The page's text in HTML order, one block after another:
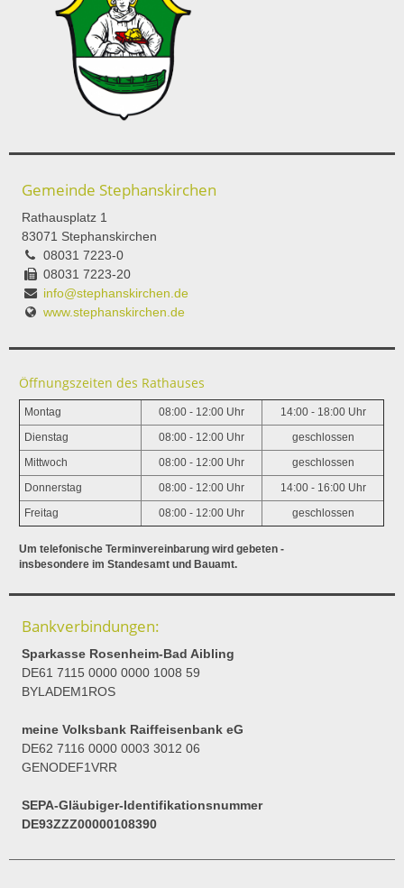
Gemeinde Stephanskirchen
Rathausplatz 1
83071 Stephanskirchen
08031 7223-0
08031 7223-20
info@stephanskirchen.de
www.stephanskirchen.de
Öffnungszeiten des Rathauses
Montag 08:00 - 12:00 Uhr 14:00 - 18:00 Uhr
Dienstag 08:00 - 12:00 Uhr geschlossen
Mittwoch 08:00 - 12:00 Uhr geschlossen
Donnerstag 08:00 - 12:00 Uhr 14:00 - 16:00 Uhr
Freitag 08:00 - 12:00 Uhr geschlossen
Um telefonische Terminvereinbarung wird gebeten -
insbesondere im Standesamt und Bauamt.
Bankverbindungen:
Sparkasse Rosenheim-Bad Aibling
DE61 7115 0000 0000 1008 59
BYLADEM1ROS
meine Volksbank Raiffeisenbank eG
DE62 7116 0000 0003 3012 06
GENODEF1VRR
SEPA-Gläubiger-Identifikationsnummer
DE93ZZZ00000108390